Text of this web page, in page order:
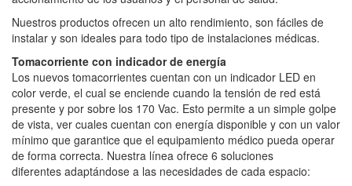
Nuestros productos ofrecen un alto rendimiento, son fáciles de
instalar y son ideales para todo tipo de instalaciones médicas.
Tomacorriente con indicador de energía
Los nuevos tomacorrientes cuentan con un indicador LED en
color verde, el cual se enciende cuando la tensión de red está
presente y por sobre los 170 Vac. Esto permite a un simple golpe
de vista, ver cuales cuentan con energía disponible y con un valor
mínimo que garantice que el equipamiento médico pueda operar
de forma correcta. Nuestra línea ofrece 6 soluciones
diferentes adaptándose a las necesidades de cada espacio: